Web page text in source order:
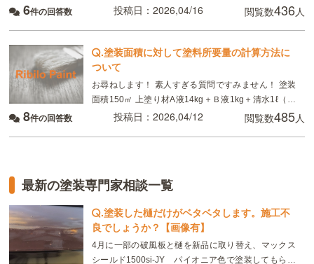
塗りは同じエスケ化学の下塗りシーラーで大丈夫でし
6件の回答数 投稿日：2026,04/16 閲覧数436人
.塗装面積に対して塗料所要量の計算方法に
ついて
お尋ねします！ 素人すぎる質問ですみません！ 塗装
面積150㎡ 上塗り材A液14kg＋Ｂ液1kg＋清水1ℓ（計
16kg） 所要量0.3kg/㎡ 所要量の「0.3kg」は、A液＋
8件の回答数 投稿日：2026,04/12 閲覧数485人
最新の塗装専門家相談一覧
.塗装した樋だけがベタベタします。施工不
良でしょうか？【画像有】
4月に一部の破風板と樋を新品に取り替え、マックス
シールド1500si-JY パイオニア色で塗装してもらい